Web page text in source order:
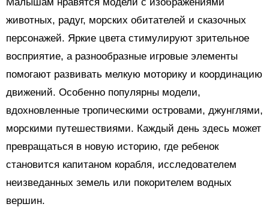
животных, радуг, морских обитателей и сказочных
персонажей. Яркие цвета стимулируют зрительное
восприятие, а разнообразные игровые элементы
помогают развивать мелкую моторику и координацию
движений. Особенно популярны модели,
вдохновленные тропическими островами, джунглями,
морскими путешествиями. Каждый день здесь может
превращаться в новую историю, где ребенок
становится капитаном корабля, исследователем
неизведанных земель или покорителем водных
вершин.